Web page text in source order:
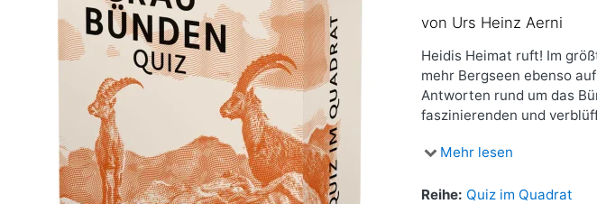
von Urs Heinz Aerni
Heidis Heimat ruft! Im
mehr Bergseen ebenso
Antworten rund um das
faszinierenden und
Mehr lesen
Reihe: Quiz im Quadrat